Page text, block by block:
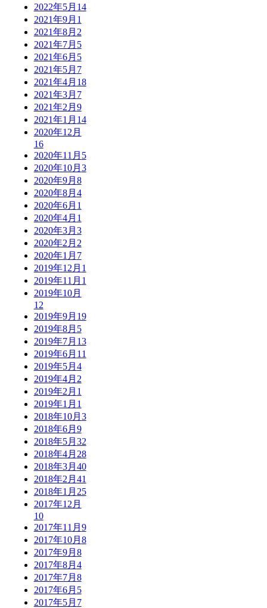
2022年5月 14
2021年9月 1
2021年8月 2
2021年7月 5
2021年6月 5
2021年5月 7
2021年4月 18
2021年3月 7
2021年2月 9
2021年1月 14
2020年12月
16
2020年11月 5
2020年10月 3
2020年9月 8
2020年8月 4
2020年6月 1
2020年4月 1
2020年3月 3
2020年2月 2
2020年1月 7
2019年12月 1
2019年11月 1
2019年10月
12
2019年9月 19
2019年8月 5
2019年7月 13
2019年6月 11
2019年5月 4
2019年4月 2
2019年2月 1
2019年1月 1
2018年10月 3
2018年6月 9
2018年5月 32
2018年4月 28
2018年3月 40
2018年2月 41
2018年1月 25
2017年12月
10
2017年11月 9
2017年10月 8
2017年9月 8
2017年8月 4
2017年7月 8
2017年6月 5
2017年5月 7